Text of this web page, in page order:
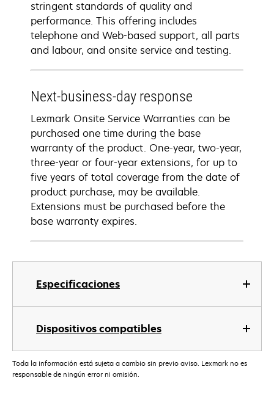
Especificaciones
Dispositivos compatibles
stringent standards of quality and
performance. This offering includes
telephone and Web-based support, all parts
and labour, and onsite service and testing.
Next-business-day response
Lexmark Onsite Service Warranties can be
purchased one time during the base
warranty of the product. One-year, two-year,
three-year or four-year extensions, for up to
five years of total coverage from the date of
product purchase, may be available.
Extensions must be purchased before the
base warranty expires.
Toda la información está sujeta a cambio sin previo aviso. Lexmark no es
responsable de ningún error ni omisión.